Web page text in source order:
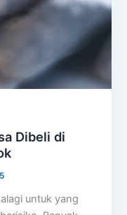
Dibeli di
untuk yang